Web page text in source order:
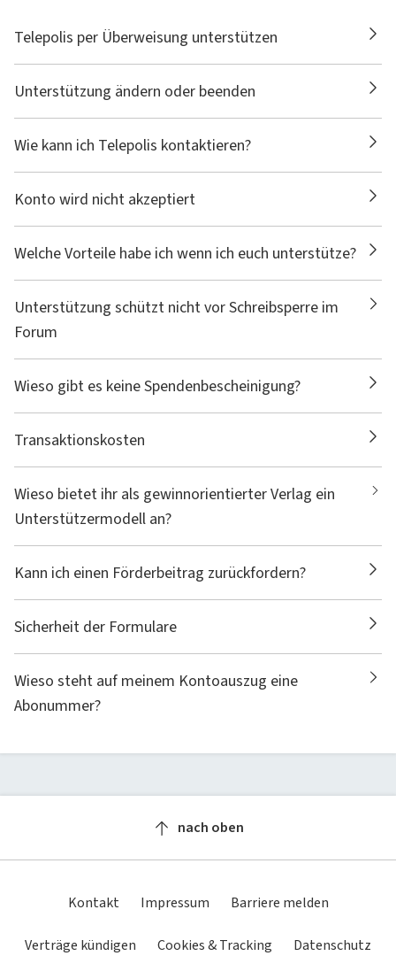
Telepolis per Überweisung unterstützen
Unterstützung ändern oder beenden
Wie kann ich Telepolis kontaktieren?
Konto wird nicht akzeptiert
Welche Vorteile habe ich wenn ich euch unterstütze?
Unterstützung schützt nicht vor Schreibsperre im
Forum
Wieso gibt es keine Spendenbescheinigung?
Transaktionskosten
Wieso bietet ihr als gewinnorientierter Verlag ein
Unterstützermodell an?
Kann ich einen Förderbeitrag zurückfordern?
Sicherheit der Formulare
Wieso steht auf meinem Kontoauszug eine
Abonummer?
nach oben
Kontakt Impressum Barriere melden
Verträge kündigen Cookies & Tracking Datenschutz